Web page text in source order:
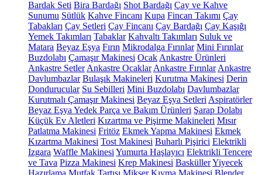
Bardak Seti Bira Bardağı Shot Bardağı Çay ve Kahve
Sunumu Sütlük Kahve Fincanı Kupa Fincan Takımı Çay
Tabakları Çay Setleri Çay Fincanı Çay Bardağı Çay Kaşığı
Yemek Takımları Tabaklar Kahvaltı Takımları Suluk ve
Matara Beyaz Eşya Fırın Mikrodalga Fırınlar Mini Fırınlar
Buzdolabı Çamaşır Makinesi Ocak Ankastre Ürünleri
Ankastre Setler Ankastre Ocaklar Ankastre Fırınlar Ankastre
Davlumbazlar Bulaşık Makineleri Kurutma Makinesi Derin
Dondurucular Su Sebilleri Mini Buzdolabı Davlumbazlar
Kurutmalı Çamaşır Makinesi Beyaz Eşya Setleri Aspiratörler
Beyaz Eşya Yedek Parça ve Bakım Ürünleri Şarap Dolabı
Küçük Ev Aletleri Kızartma ve Pişirme Makineleri Mısır
Patlatma Makinesi Fritöz Ekmek Yapma Makinesi Ekmek
Kızartma Makinesi Tost Makinesi Buharlı Pişirici Elektrikli
Izgara Waffle Makinesi Yumurta Haşlayıcı Elektrikli Tencere
ve Tava Pizza Makinesi Krep Makinesi BasküllerYiyecek
Hazırlama Mutfak Tartısı Mikser Kıyma Makinesi Blender